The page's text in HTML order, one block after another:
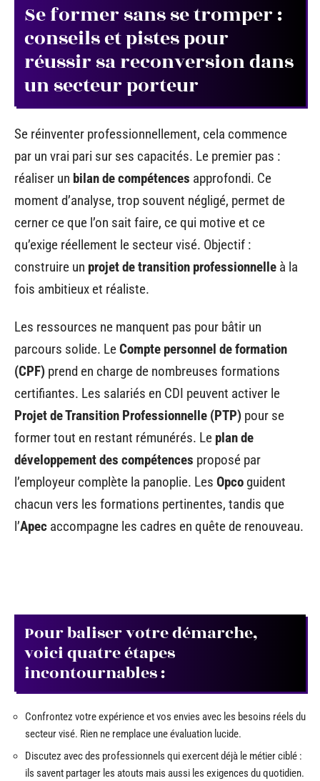
Se former sans se tromper :
conseils et pistes pour
réussir sa reconversion dans
un secteur porteur
Se réinventer professionnellement, cela commence
par un vrai pari sur ses capacités. Le premier pas :
réaliser un bilan de compétences approfondi. Ce
moment d’analyse, trop souvent négligé, permet de
cerner ce que l’on sait faire, ce qui motive et ce
qu’exige réellement le secteur visé. Objectif :
construire un projet de transition professionnelle à la
fois ambitieux et réaliste.
Les ressources ne manquent pas pour bâtir un
parcours solide. LeCompte personnel de formation
(CPF) prend en charge de nombreuses formations
certifiantes. Les salariés en CDI peuvent activer le
Projet de Transition Professionnelle (PTP) pour se
former tout en restant rémunérés. Le plan de
développement des compétences proposé par
l’employeur complète la panoplie. Les Opco guident
chacun vers les formations pertinentes, tandis que
l’Apec accompagne les cadres en quête de renouveau.
Pour baliser votre démarche,
voici quatre étapes
incontournables :
Confrontez votre expérience et vos envies avec les besoins réels du
secteur visé. Rien ne remplace une évaluation lucide.
Discutez avec des professionnels qui exercent déjà le métier ciblé :
ils savent partager les atouts mais aussi les exigences du quotidien.